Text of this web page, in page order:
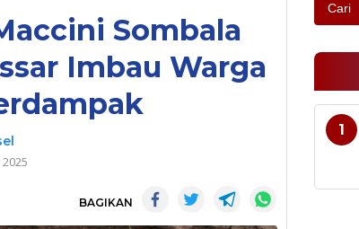
Sombala
Imbau Warga
BAGIKAN
Cari
1